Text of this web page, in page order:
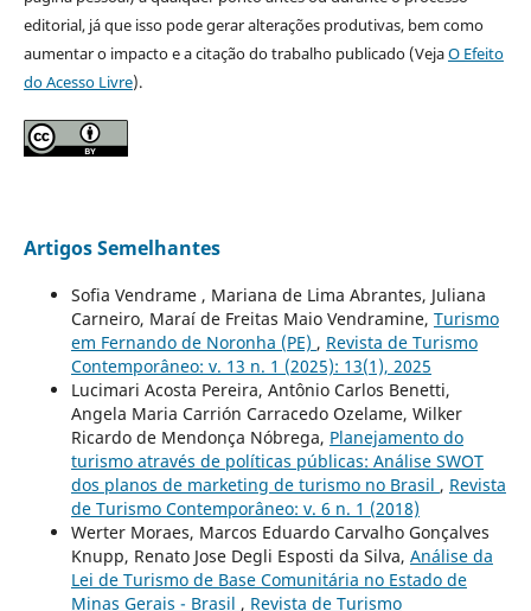
editorial, já que isso pode gerar alterações produtivas, bem como
aumentar o impacto e a citação do trabalho publicado (VejaO Efeito
do Acesso Livre).
Artigos Semelhantes
Sofia Vendrame , Mariana de Lima Abrantes, Juliana
Carneiro, Maraí de Freitas Maio Vendramine, Turismo
em Fernando de Noronha (PE) , Revista de Turismo
Contemporâneo: v. 13 n. 1 (2025): 13(1), 2025
Lucimari Acosta Pereira, Antônio Carlos Benetti,
Angela Maria Carrión Carracedo Ozelame, Wilker
Ricardo de Mendonça Nóbrega, Planejamento do
turismo através de políticas públicas: Análise SWOT
dos planos de marketing de turismo no Brasil , Revista
de Turismo Contemporâneo: v. 6 n. 1 (2018)
Werter Moraes, Marcos Eduardo Carvalho Gonçalves
Knupp, Renato Jose Degli Esposti da Silva, Análise da
Lei de Turismo de Base Comunitária no Estado de
Minas Gerais - Brasil , Revista de Turismo